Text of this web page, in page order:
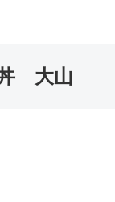
大山